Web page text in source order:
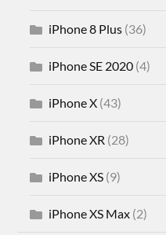
iPhone 8 Plus (36)
iPhone SE 2020 (4)
iPhone X (43)
iPhone XR (28)
iPhone XS (9)
iPhone XS Max (2)